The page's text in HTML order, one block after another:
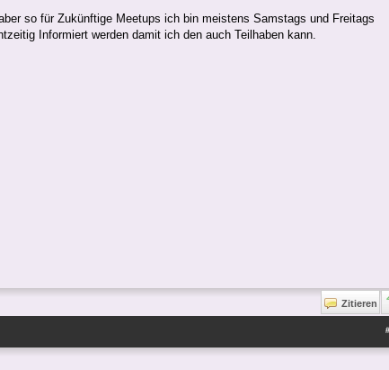
so für Zukünftige Meetups ich bin meistens Samstags und Freitags
Informiert werden damit ich den auch Teilhaben kann.
Zitieren